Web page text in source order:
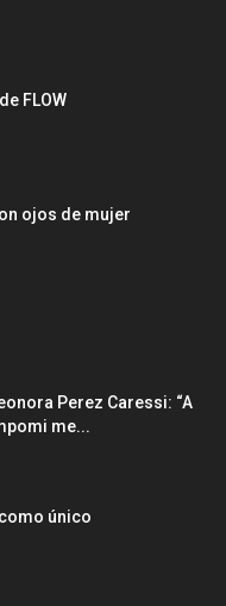
FLOW
ojos de mujer
Perez Caressi: “A
me...
único